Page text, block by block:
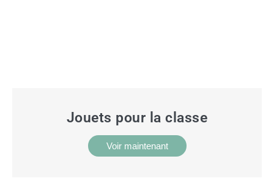
Jouets pour la classe
Voir maintenant